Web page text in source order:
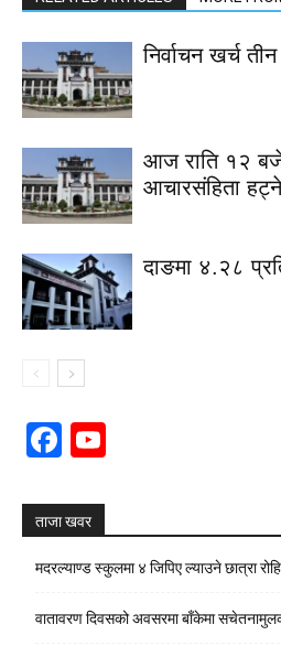
निर्वाचन खर्च
आज राति १२
आचारसंहिता हट्ने
दाङमा ४.२८
Facebook
ताजा खवर
मदरल्याण्ड स्कुलमा ४ जिपिए ल्याउने छात्रा
वातावरण दिवसको अवसरमा बाँकेमा